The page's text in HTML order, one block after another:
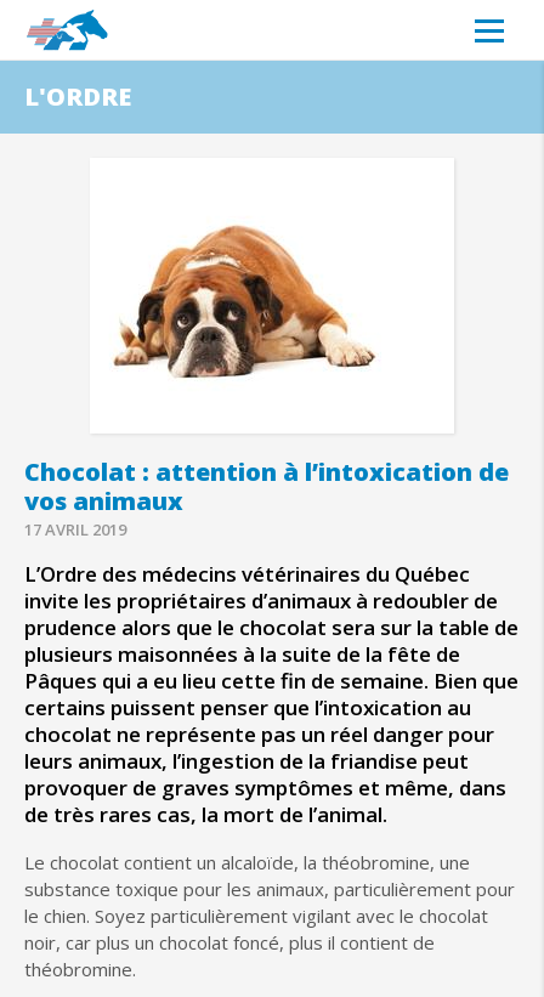
L'ORDRE
Chocolat : attention à l’intoxication de
vos animaux
17 AVRIL 2019
L’Ordre des médecins vétérinaires du Québec
invite les propriétaires d’animaux à redoubler de
prudence alors que le chocolat sera sur la table de
plusieurs maisonnées à la suite de la fête de
Pâques qui a eu lieu cette fin de semaine. Bien que
certains puissent penser que l’intoxication au
chocolat ne représente pas un réel danger pour
leurs animaux, l’ingestion de la friandise peut
provoquer de graves symptômes et même, dans
de très rares cas, la mort de l’animal.
Le chocolat contient un alcaloïde, la théobromine, une
substance toxique pour les animaux, particulièrement pour
le chien. Soyez particulièrement vigilant avec le chocolat
noir, car plus un chocolat foncé, plus il contient de
théobromine.